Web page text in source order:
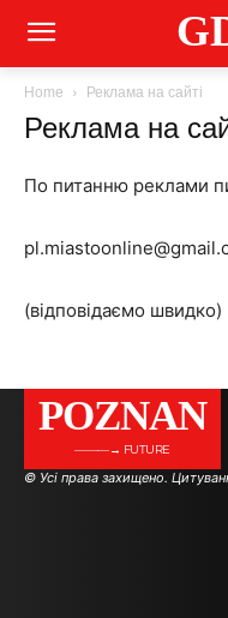
Home Реклама на сайті
Реклама на
По питанню реклами
(відповідаємо швидко)
POZNAN
———→ FUTURE
© Усі права захищено.